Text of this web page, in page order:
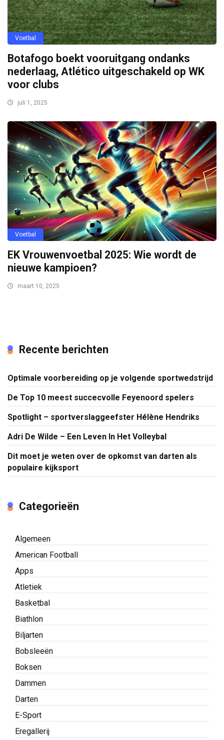
Voetbal
Botafogo boekt vooruitgang ondanks
nederlaag, Atlético uitgeschakeld op WK
voor clubs
juli 1, 2025
Voetbal
EK Vrouwenvoetbal 2025: Wie wordt de
nieuwe kampioen?
maart 10, 2025
Recente berichten
Optimale voorbereiding op je volgende sportwedstrijd
De Top 10 meest succecvolle Feyenoord spelers
Spotlight – sportverslaggeefster Hélène Hendriks
Adri De Wilde – Een Leven In Het Volleybal
Dit moet je weten over de opkomst van darten als
populaire kijksport
Categorieën
Algemeen
American Football
Apps
Atletiek
Basketbal
Biathlon
Biljarten
Bobsleeën
Boksen
Dammen
Darten
E-Sport
Eregallerij